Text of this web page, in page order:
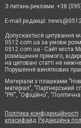
З питань реклами: +38
E-mail редакції:
Допускається цитування
0512.com.ua за умови
0512.com.ua - Сайт міста
розміщення прямого,
на цитовані статті не
Порушення виняткових
Матеріали з плашками
матеріал", "Партнерський
"PR", "Офіційно",
Політика конфіденційності
класифайд Редакційна